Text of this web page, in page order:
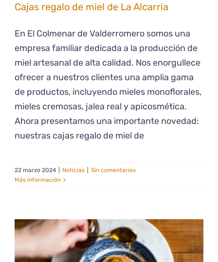
Cajas regalo de miel de La Alcarria
En El Colmenar de Valderromero somos una
empresa familiar dedicada a la producción de
miel artesanal de alta calidad. Nos enorgullece
ofrecer a nuestros clientes una amplia gama
de productos, incluyendo mieles monoflorales,
mieles cremosas, jalea real y apicosmética.
Ahora presentamos una importante novedad:
nuestras cajas regalo de miel de
22 marzo 2024 Noticias
Sin comentarios
Más información